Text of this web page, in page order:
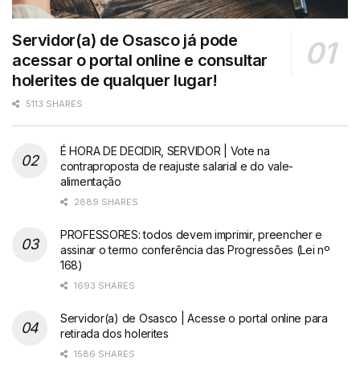
Servidor(a) de Osasco já pode
acessar o portal online e consultar
holerites de qualquer lugar!
5113 SHARES
É HORA DE DECIDIR, SERVIDOR | Vote na
contraproposta de reajuste salarial e do vale-
alimentação
2889 SHARES
PROFESSORES: todos devem imprimir, preencher e
assinar o termo conferência das Progressões (Lei nº
168)
1693 SHARES
Servidor(a) de Osasco | Acesse o portal online para
retirada dos holerites
1586 SHARES